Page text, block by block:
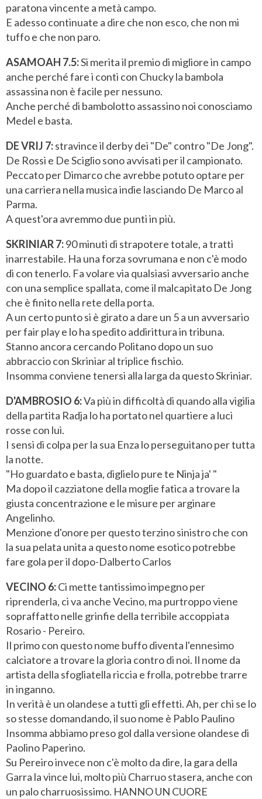
paratona vincente a metà campo.
E adesso continuate a dire che non esco, che non mi
tuffo e che non paro.
ASAMOAH 7.5:Si merita il premio di migliore in campo
anche perché fare i conti con Chucky la bambola
assassina non è facile per nessuno.
Anche perché di bambolotto assassino noi conosciamo
Medel e basta.
DE VRIJ 7:stravince il derby dei "De" contro "De Jong".
De Rossi e De Sciglio sono avvisati per il campionato.
Peccato per Dimarco che avrebbe potuto optare per
una carriera nella musica indie lasciando De Marco al
Parma.
A quest'ora avremmo due punti in più.
SKRINIAR 7:90 minuti di strapotere totale, a tratti
inarrestabile. Ha una forza sovrumana e non c'è modo
di con tenerlo. Fa volare via qualsiasi avversario anche
con una semplice spallata, come il malcapitato De Jong
che è finito nella rete della porta.
A un certo punto si è girato a dare un 5 a un avversario
per fair play e lo ha spedito addirittura in tribuna.
Stanno ancora cercando Politano dopo un suo
abbraccio con Skriniar al triplice fischio.
Insomma conviene tenersi alla larga da questo Skriniar.
D'AMBROSIO 6:Va più in difficoltà di quando alla vigilia
della partita Radja lo ha portato nel quartiere a luci
rosse con lui.
I sensi di colpa per la sua Enza lo perseguitano per tutta
la notte.
"Ho guardato e basta, diglielo pure te Ninja ja' "
Ma dopo il cazziatone della moglie fatica a trovare la
giusta concentrazione e le misure per arginare
Angelinho.
Menzione d'onore per questo terzino sinistro che con
la sua pelata unita a questo nome esotico potrebbe
fare gola per il dopo-Dalberto Carlos
VECINO 6:Ci mette tantissimo impegno per
riprenderla, ci va anche Vecino, ma purtroppo viene
sopraffatto nelle grinfie della terribile accoppiata
Rosario - Pereiro.
Il primo con questo nome buffo diventa l'ennesimo
calciatore a trovare la gloria contro di noi. Il nome da
artista della sfogliatella riccia e frolla, potrebbe trarre
in inganno.
In verità è un olandese a tutti gli effetti. Ah, per chi se lo
so stesse domandando, il suo nome è Pablo Paulino
Insomma abbiamo preso gol dalla versione olandese di
Paolino Paperino.
Su Pereiro invece non c'è molto da dire, la gara della
Garra la vince lui, molto più Charruo stasera, anche con
un palo charruosissimo. HANNO UN CUORE